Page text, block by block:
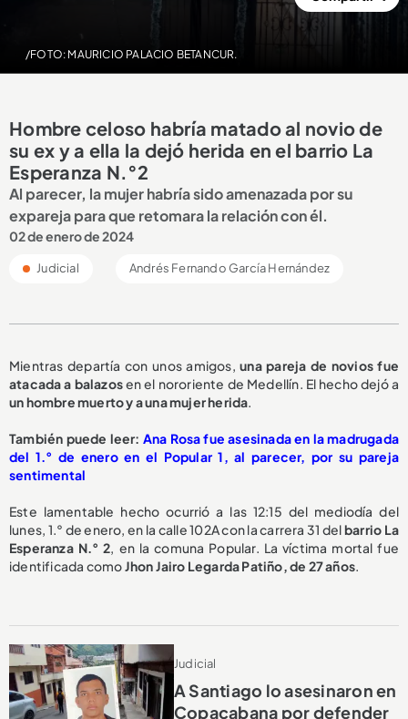
/FOTO: MAURICIO PALACIO BETANCUR.
Hombre celoso habría matado al novio de
su ex y a ella la dejó herida en el barrio La
Esperanza N.°2
Al parecer, la mujer habría sido amenazada por su
expareja para que retomara la relación con él.
02 de enero de 2024
Judicial Andrés Fernando García Hernández
Mientras departía con unos amigos,una pareja de novios fue
atacada a balazosen el nororiente de Medellín. El hecho dejó a
un hombre muerto y a una mujer herida.
También puede leer: Ana Rosa fue asesinada en la madrugada
del 1.° de enero en el Popular 1, al parecer, por su pareja
sentimental
Este lamentable hecho ocurrió a las 12:15 del mediodía del
lunes, 1.° de enero, en la calle 102A con la carrera 31 delbarrio La
Esperanza N.° 2, en la comuna Popular. La víctima mortal fue
identificada comoJhon Jairo Legarda Patiño, de 27 años.
Judicial
A Santiago lo asesinaron en
Copacabana por defender